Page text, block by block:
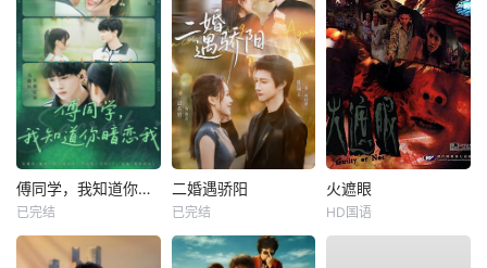
傅同学，我知道你暗恋我
已完结
二婚遇骄阳
已完结
火遮眼
HD国语